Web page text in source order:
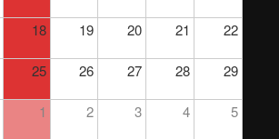
18 19 20 21 22
25 26 27 28 29
1 2 3 4 5